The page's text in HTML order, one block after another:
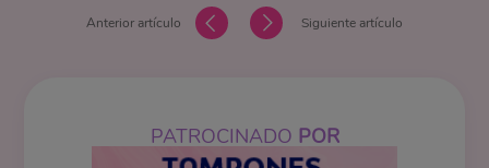
Anterior artículo Siguiente artículo
PATROCINADO POR